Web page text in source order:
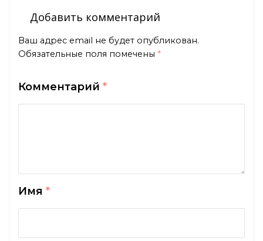
Добавить комментарий
Ваш адрес email не будет опубликован.
Обязательные поля помечены *
Комментарий *
Имя *